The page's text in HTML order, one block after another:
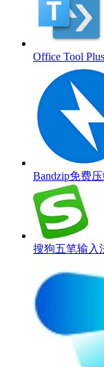
Office Tool
Bandzip免费
搜狗五笔输入